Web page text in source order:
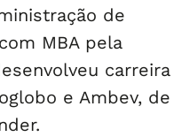
de
MBA pela
carreira
e Ambev, de